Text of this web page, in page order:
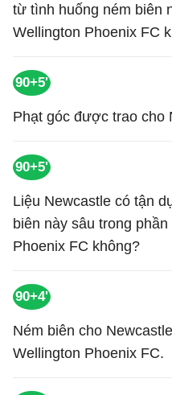
từ tình huống ném biên
Wellington Phoenix FC
90+5'
Phạt góc được trao cho
90+5'
Liệu Newcastle có tận
biên này sâu trong
Phoenix FC không?
90+4'
Ném biên cho
Wellington Phoenix FC.